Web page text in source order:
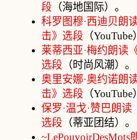
段 （海地国际）。
科罗图穆·西迪贝朗
击》选段 （YouTube
莱蒂西亚·梅约朗读
选段 （时尚风潮）。
奥里安娜·奥约诺朗
击》选段 （YouTube
保罗·温戈·赞巴朗读
选段 （蒂亚团结）。
~LePouvoirDesMots